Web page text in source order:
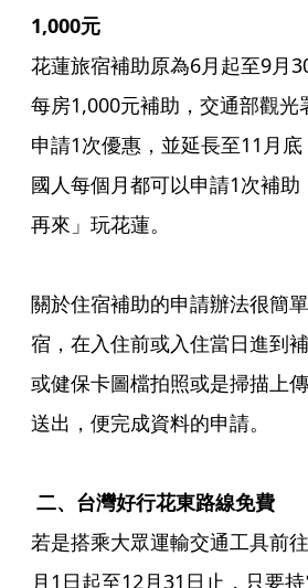
1,000元
花蓮旅宿補助原為6月起至9月
每房1,000元補助，交通部觀光
申請1次優惠，並延長至11月底
國人每個月都可以申請1次補
再來」玩花蓮。
關於住宿補助的申請辦法很簡
宿，在入住前或入住當日進到
或健保卡圖檔拍照或是掃描上
送出，便完成資料的申請。
二、台灣好行花東路線免費
若是搭乘大眾運輸交通工具前
月1日起至12月31日止，只要